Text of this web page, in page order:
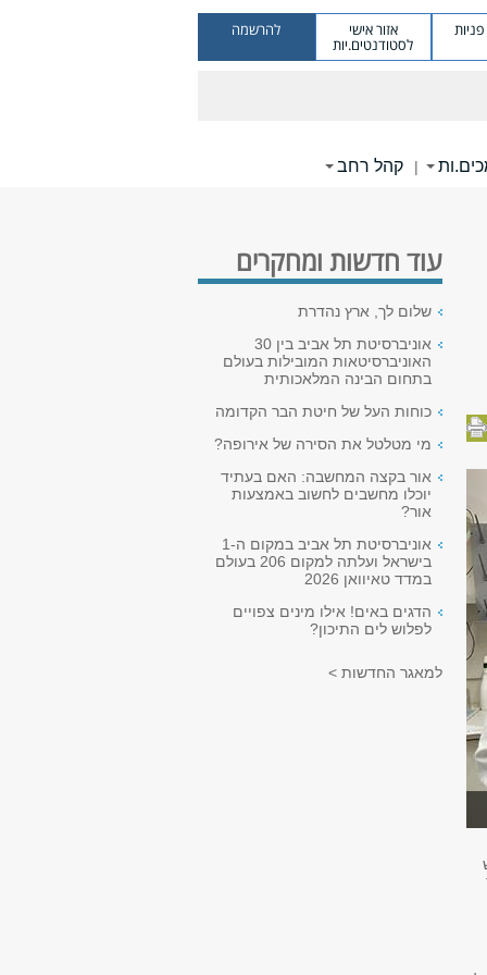
אזור אישי
לסטודנטים.יות
להרשמה
| קהל רחב
עוד חדשות ומחקרים
שלום לך, ארץ נהדרת
אוניברסיטת תל אביב בין 30
האוניברסיטאות המובילות בעולם
בתחום הבינה המלאכותית
כוחות העל של חיטת הבר הקדומה
מי מטלטל את הסירה של אירופה?
אור בקצה המחשבה: האם בעתיד
יוכלו מחשבים לחשוב באמצעות
אור?
אוניברסיטת תל אביב במקום ה-1
בישראל ועלתה למקום 206 בעולם
במדד טאיוואן 2026
הדגים באים! אילו מינים צפויים
לפלוש לים התיכון?
למאגר החדשות >